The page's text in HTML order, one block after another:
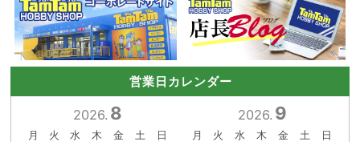
営業日カレンダー
2026. 8
月 火 水 木 金 土
日
2026. 9
月 火 水 木 金 土
日